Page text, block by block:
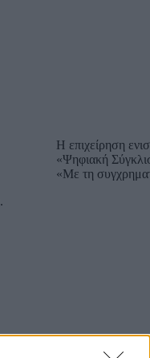
Η επιχείρηση
«Ψηφιακή
«Με τη
.